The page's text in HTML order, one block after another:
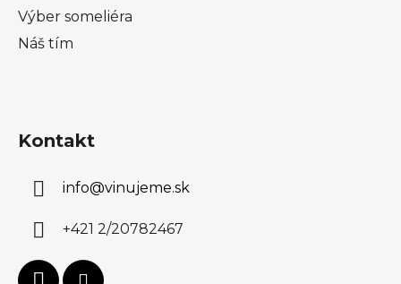
Výber someliéra
Náš tím
Kontakt
info@vinujeme.sk
+421 2/20782467